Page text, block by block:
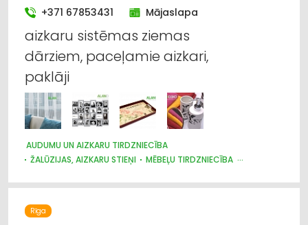
Apģērbi: tirdzniecība
Mēbeļu tirdzniecība
Trauki
Žalūzijas, aizkaru stieņi
Apavi: tirdzniecība
+371 67853431 Mājaslapa
aizkaru sistēmas ziemas
dārziem, paceļamie aizkari,
paklāji
AUDUMU UN AIZKARU TIRDZNIECĪBA
ŽALŪZIJAS, AIZKARU STIEŅI
MĒBEĻU TIRDZNIECĪBA
MARKĪZES
TRAUKI
APGAISMES TEHNIKAS TIRDZNIECĪBA
SUVENĪRI, DĀVANAS
Rīga